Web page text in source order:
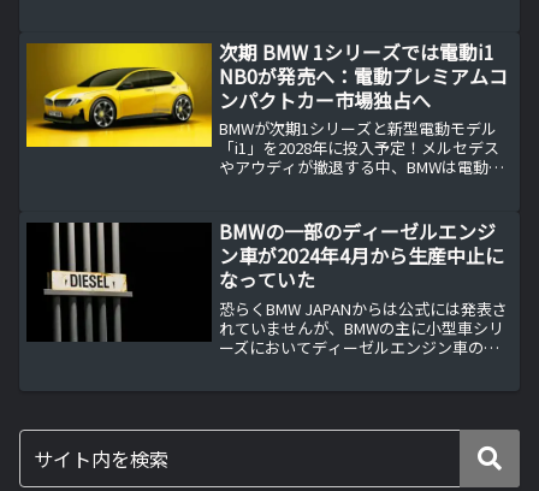
偽装テストの考え方まで、私の考察と感
想を交えて分かりやすく紹介します。
次期 BMW 1シリーズでは電動i1
NB0が発売へ：電動プレミアムコ
ンパクトカー市場独占へ
BMWが次期1シリーズと新型電動モデル
「i1」を2028年に投入予定！メルセデス
やアウディが撤退する中、BMWは電動プ
競合比較まで詳しく解説します。
BMWの一部のディーゼルエンジ
ン車が2024年4月から生産中止に
なっていた
恐らくBMW JAPANからは公式には発表さ
れていませんが、BMWの主に小型車シリ
ーズにおいてディーゼルエンジン車の生